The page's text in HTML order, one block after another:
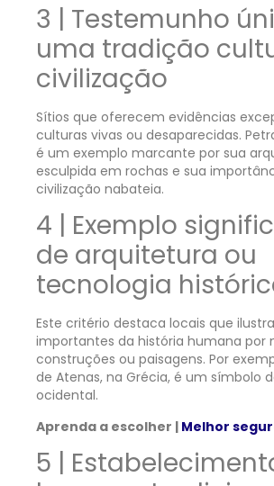
3 | Testemunho
uma tradição
civilização
Sítios que oferecem evidências
culturas vivas ou desaparecidas.
é um exemplo marcante por sua
esculpida em rochas e sua
civilização nabateia.
4 | Exemplo
de arquitetura ou
tecnologia
Este critério destaca locais que
importantes da história humana por
construções ou paisagens. Por
de Atenas, na Grécia, é um símbolo
ocidental.
Aprenda a escolher | Melhor
5 |